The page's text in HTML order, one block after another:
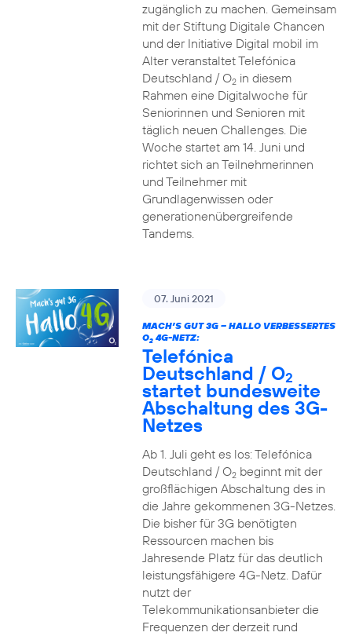
zugänglich zu machen. Gemeinsam
mit der Stiftung Digitale Chancen
und der Initiative Digital mobil im
Alter veranstaltet Telefónica
Deutschland / O2in diesem
Rahmen eine Digitalwoche für
Seniorinnen und Senioren mit
täglich neuen Challenges. Die
Woche startet am 14. Juni und
richtet sich an Teilnehmerinnen
und Teilnehmer mit
Grundlagenwissen oder
generationenübergreifende
Tandems.
07. Juni 2021
MACH’S GUT 3G – HALLO VERBESSERTES
O24G-NETZ:
Telefónica
Deutschland / O2
startet bundesweite
Abschaltung des 3G-
Netzes
Ab 1. Juli geht es los: Telefónica
Deutschland / O2beginnt mit der
großflächigen Abschaltung des in
die Jahre gekommenen 3G-Netzes.
Die bisher für 3G benötigten
Ressourcen machen bis
Jahresende Platz für das deutlich
leistungsfähigere 4G-Netz. Dafür
nutzt der
Telekommunikationsanbieter die
Frequenzen der derzeit rund